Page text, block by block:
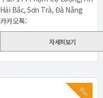
Hải Bắc, Sơn Trà, Đà Nẵng
카카오톡:
자세히보기
Hot